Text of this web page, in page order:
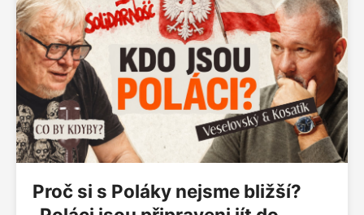
společnost spojovat, nebo je nevyhnutelné, že se
stane politickým hráčem?
Proč si s Poláky nejsme bližší?